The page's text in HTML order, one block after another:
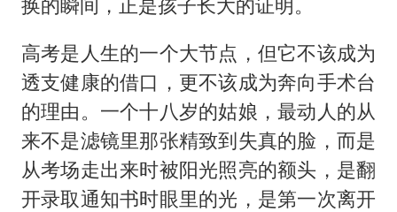
高考是人生的一个大节点，但它不该成为
透支健康的借口，更不该成为奔向手术台
的理由。一个十八岁的姑娘，最动人的从
来不是滤镜里那张精致到失真的脸，而是
从考场走出来时被阳光照亮的额头，是翻
开录取通知书时眼里的光，是第一次离开